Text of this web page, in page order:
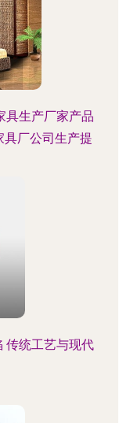
具生产厂家产品
具厂公司生产提
传统工艺与现代